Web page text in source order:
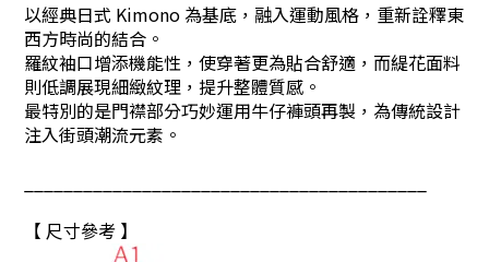
以經典日式 Kimono 為基底，融入運動風格，重新詮釋東
西方時尚的結合。
羅紋袖口增添機能性，使穿著更為貼合舒適，而緹花面料
則低調展現細緻紋理，提升整體質感。
最特別的是門襟部分巧妙運用牛仔褲頭再製，為傳統設計
注入街頭潮流元素 。
【 尺寸參考 】